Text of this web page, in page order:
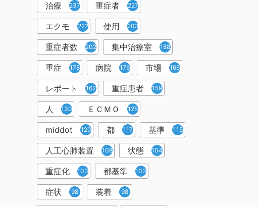
治療 237 重症者 227
エクモ 222 使用 203
重症者数 202 集中治療室 188
重症 178 病院 176 市場 166
レポート 162 重症患者 159
人 130 ＥＣＭＯ 125
middot 120 都 117 基準 115
人工心肺装置 108 状態 104
重症化 103 都基準 103
症状 98 装着 98